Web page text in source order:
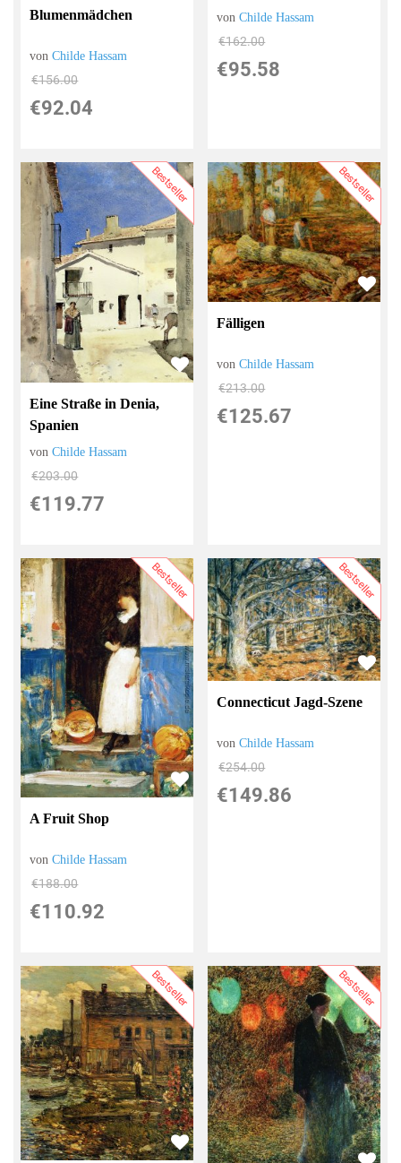
Blumenmädchen
vonChilde Hassam
€156.00
€92.04
vonChilde Hassam
€162.00
€95.58
Bestseller
Eine Straße in Denia,
Spanien
vonChilde Hassam
€203.00
€119.77
Bestseller
Fälligen
vonChilde Hassam
€213.00
€125.67
Bestseller
A Fruit Shop
vonChilde Hassam
€188.00
€110.92
Bestseller
Connecticut Jagd-Szene
vonChilde Hassam
€254.00
€149.86
Bestseller Bestseller